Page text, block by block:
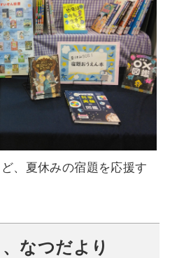
、夏休みの宿題を応援す
、なつだより